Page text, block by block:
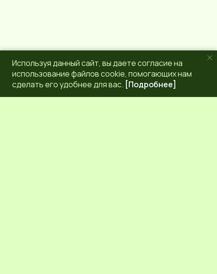
Используя данный сайт, вы даете согласие на
использование файлов cookie, помогающих нам
сделать его удобнее для вас. [Подробнее]